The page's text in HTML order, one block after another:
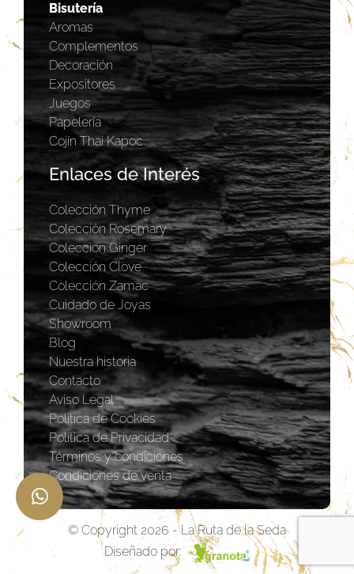
Bisutería
Aromas
Complementos
Decoración
Expositores
Juegos
Papelería
Cojín Thai Kapoc
Enlaces de Interés
Colección Thyme
Colección Rosemary
Coleccion Ginger
Colección Clove
Colección Zamac
Cuidado de Joyas
Showroom
Blog
Nuestra historia
Contacto
Aviso Legal
Política de Cookies
Política de Privacidad
Términos y condiciones
Condiciones de venta
© Copyright 2026 - La Ruta de la Seda
Diseñado por: